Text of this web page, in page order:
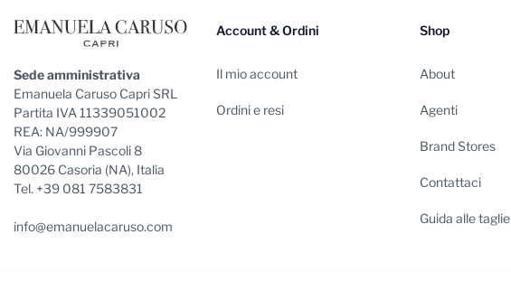
Sede amministrativa
Emanuela Caruso Capri SRL
Partita IVA 11339051002
REA: NA/999907
Via Giovanni Pascoli 8
80026 Casoria (NA), Italia
Tel. +39 081 7583831
info@emanuelacaruso.com
Account & Ordini
Il mio account
Ordini e resi
Shop
About
Agenti
Brand Stores
Contattaci
Guida alle taglie